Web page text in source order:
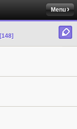
Menu
[148]